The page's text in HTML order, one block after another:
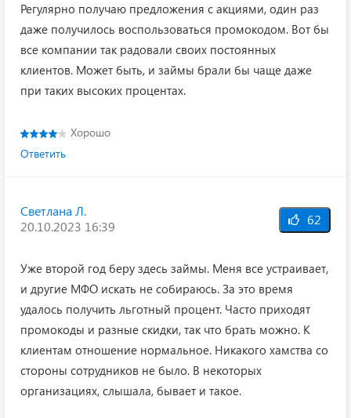
Регулярно получаю предложения с акциями, один раз
даже получилось воспользоваться промокодом. Вот бы
все компании так радовали своих постоянных
клиентов. Может быть, и займы брали бы чаще даже
при таких высоких процентах.
Хорошо
Ответить
Светлана Л.
20.10.2023 16:39
62
Уже второй год беру здесь займы. Меня все устраивает,
и другие МФО искать не собираюсь. За это время
удалось получить льготный процент. Часто приходят
промокоды и разные скидки, так что брать можно. К
клиентам отношение нормальное. Никакого хамства со
стороны сотрудников не было. В некоторых
организациях, слышала, бывает и такое.